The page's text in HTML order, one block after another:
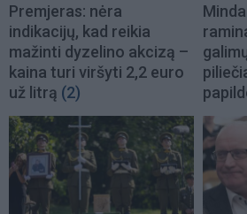
Premjeras: nėra
indikacijų, kad reikia
mažinti dyzelino akcizą –
kaina turi viršyti 2,2 euro
už litrą (2)